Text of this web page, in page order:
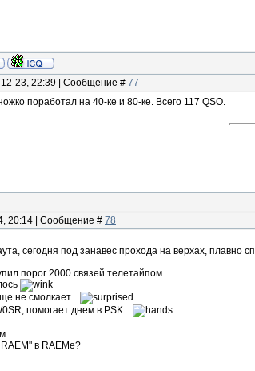
23, 22:39 | Сообщение # 77
поработал на 40-ке и 80-ке. Всего 117 QSO.
20:14 | Сообщение # 78
сегодня под занавес прохода на верхах, плавно
порог 2000 связей телетайпом....
не смолкает...
помогает днем в PSK...
в RAEMe?